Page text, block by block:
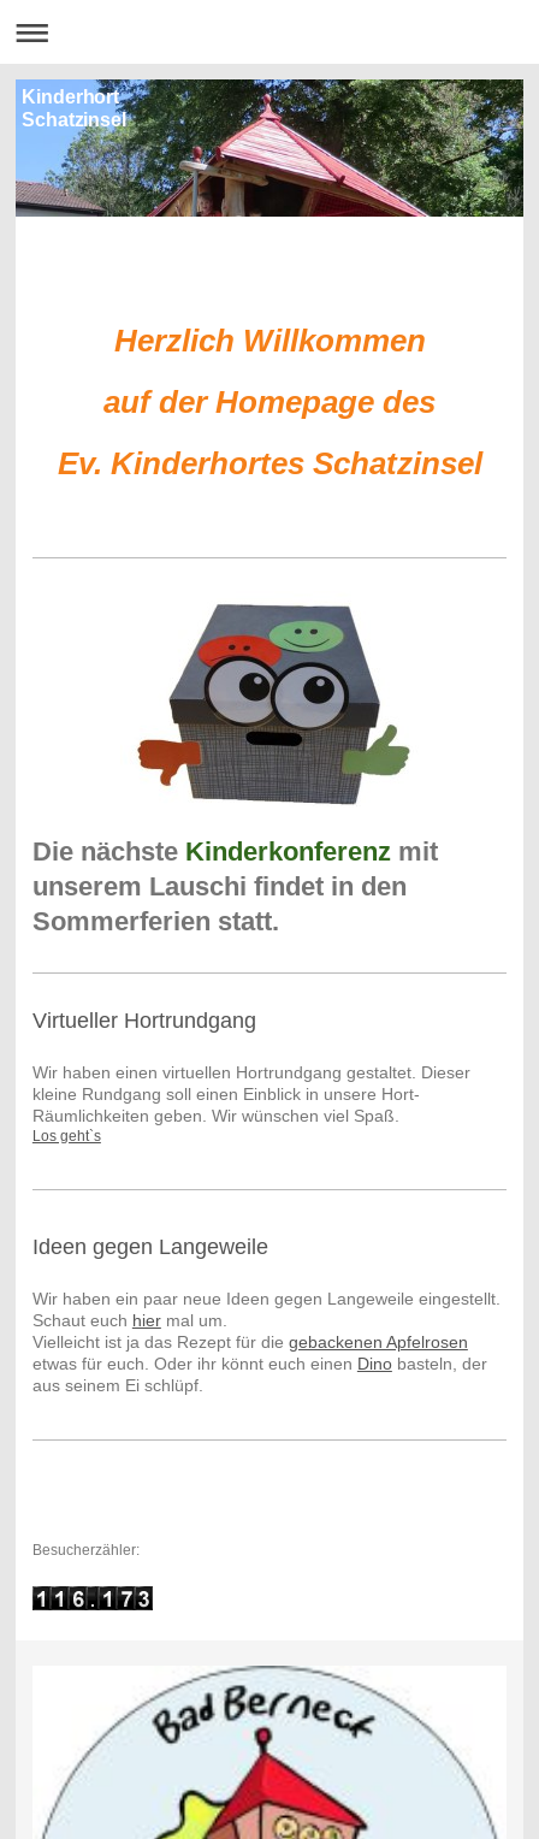
Kinderhort
Schatzinsel
Herzlich Willkommen
auf der Homepage des
Ev. Kinderhortes Schatzinsel
Die nächste Kinderkonferenzmit
unserem Lauschi findet in den
Sommerferien statt.
Virtueller Hortrundgang
Wir haben einen virtuellen Hortrundgang gestaltet. Dieser
kleine Rundgang soll einen Einblick in unsere Hort-
Räumlichkeiten geben. Wir wünschen viel Spaß.
Los geht`s
Ideen gegen Langeweile
Wir haben ein paar neue Ideen gegen Langeweile eingestellt.
Schaut euch hiermal um.
Vielleicht ist ja das Rezept für die gebackenen Apfelrosen
etwas für euch. Oder ihr könnt euch einen Dinobasteln, der
aus seinem Ei schlüpf.
Besucherzähler: